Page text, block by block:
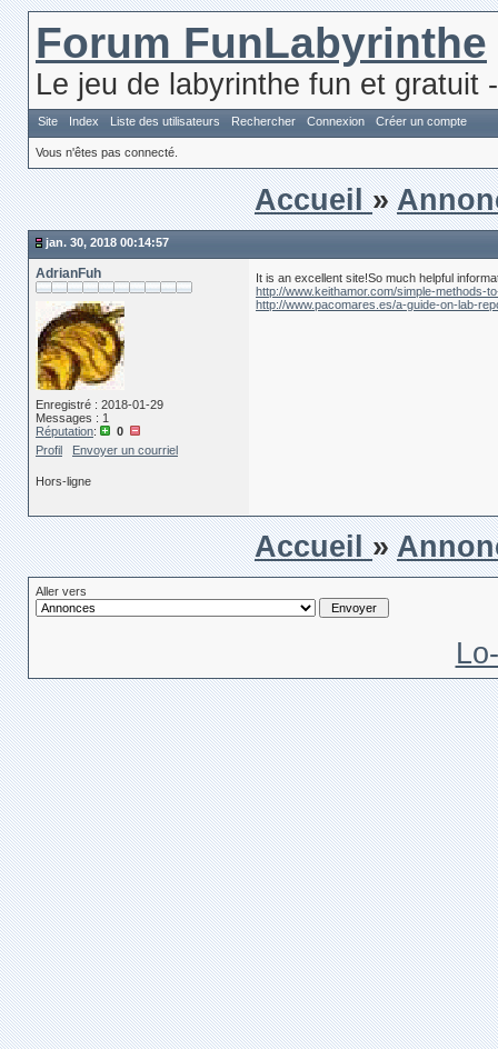
Forum FunLabyrinthe
Le jeu de labyrinthe fun et gratuit
Site Index Liste des utilisateurs Rechercher Connexion Créer un compte
Vous n'êtes pas connecté.
Accueil»
jan. 30, 2018 00:14:57
AdrianFuh
Enregistré : 2018-01-29
Messages : 1
Réputation:
0
Profil
Envoyer un courriel
It is an excellent site!So much helpful
http://www.keithamor.com/simple-methods-
http://www.pacomares.es/a-guide-on-lab-
Hors-ligne
Accueil»
Aller vers